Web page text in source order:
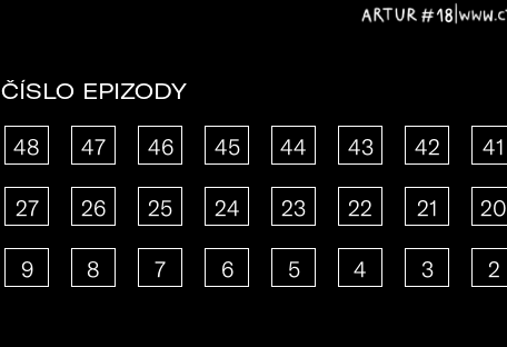
ČÍSLO EPIZODY
48 47 46 45 44 43 42 41
27 26 25 24 23 22 21 20
9 8 7 6 5 4 3 2